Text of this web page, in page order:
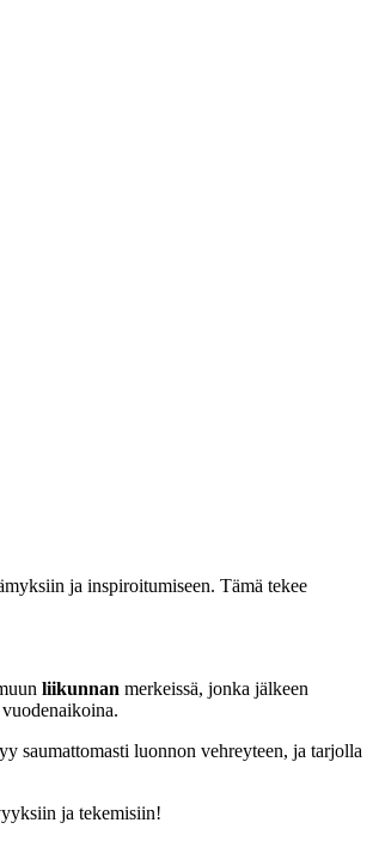
ja inspiroitumiseen. Tämä tekee
liikunnan merkeissä, jonka jälkeen
saumattomasti luonnon vehreyteen, ja tarjolla
ja tekemisiin!